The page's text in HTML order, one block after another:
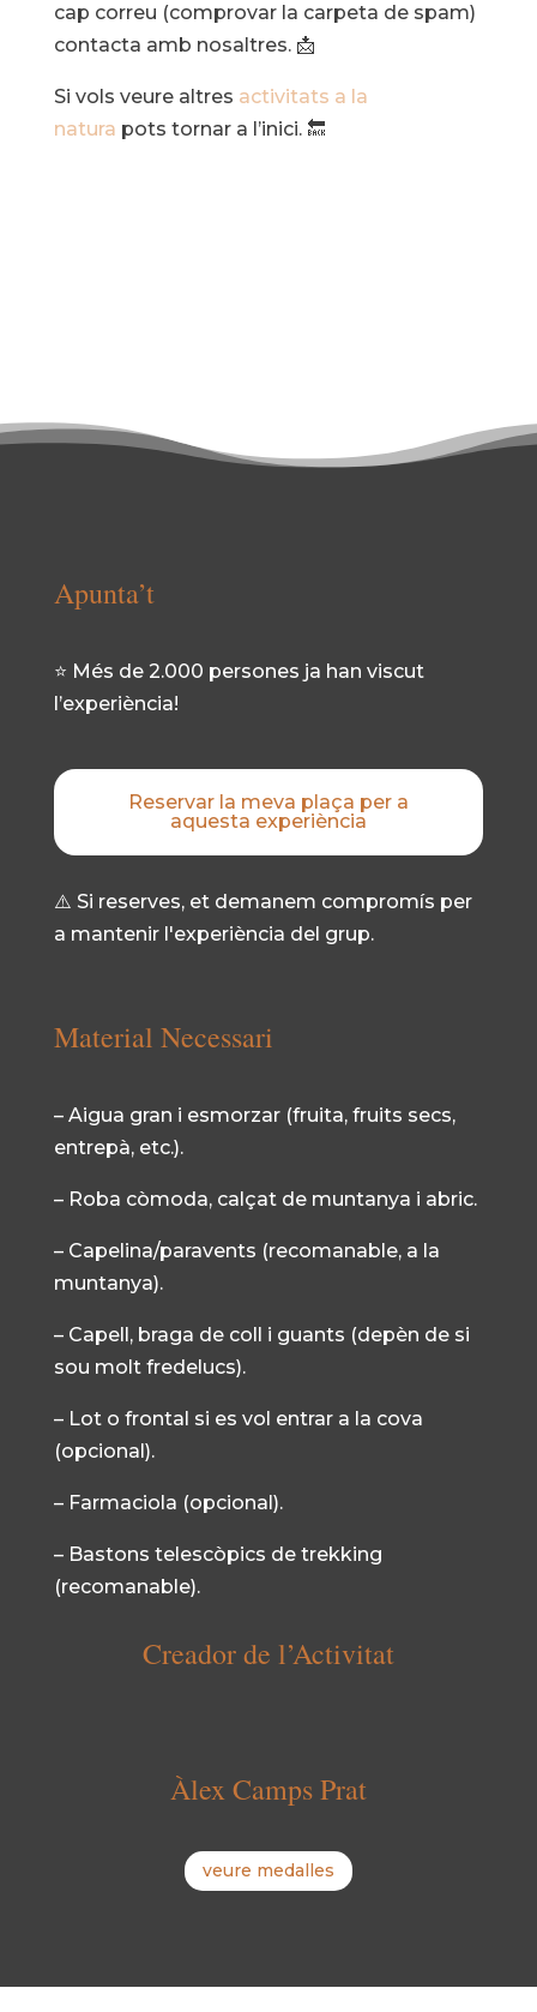
cap correu (comprovar la carpeta de spam)
contacta amb nosaltres. 📩
Si vols veure altres activitats a la
natura pots tornar a l’inici. 🔙
Apunta’t
⭐ Més de 2.000 persones ja han viscut
l’experiència!
Reservar la meva plaça per a
aquesta experiència
⚠️ Si reserves, et demanem compromís per
a mantenir l'experiència del grup.
Material Necessari
– Aigua gran i esmorzar (fruita, fruits secs,
entrepà, etc.).
– Roba còmoda, calçat de muntanya i abric.
– Capelina/paravents (recomanable, a la
muntanya).
– Capell, braga de coll i guants (depèn de si
sou molt fredelucs).
– Lot o frontal si es vol entrar a la cova
(opcional).
– Farmaciola (opcional).
– Bastons telescòpics de trekking
(recomanable).
Creador de l’Activitat
Àlex Camps Prat
veure medalles